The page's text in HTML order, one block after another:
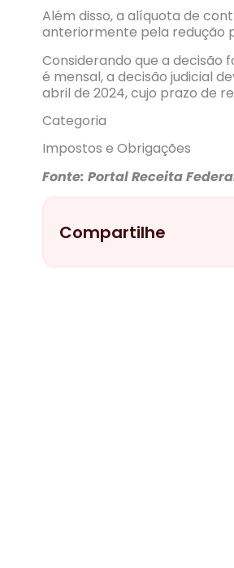
Além disso, a alíquota de
anteriormente pela redução
Considerando que a decisão
é mensal, a decisão judicial
abril de 2024, cujo prazo de
Categoria
Impostos e Obrigações
Fonte: Portal Receita
Compartilhe